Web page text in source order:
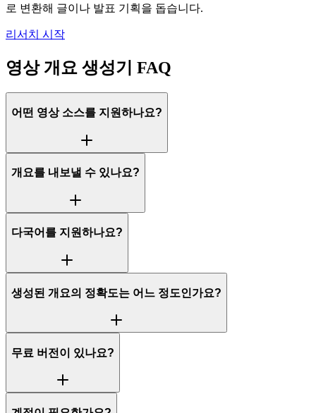
로 변환해 글이나 발표 기획을 돕습니다.
리서치 시작
영상 개요 생성기 FAQ
어떤 영상 소스를 지원하나요?
개요를 내보낼 수 있나요?
다국어를 지원하나요?
생성된 개요의 정확도는 어느 정도인가요?
무료 버전이 있나요?